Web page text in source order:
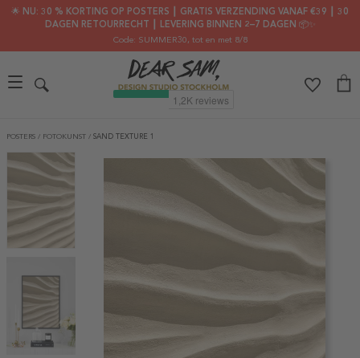
🌟 NU: 30 % KORTING OP POSTERS ┃ GRATIS VERZENDING VANAF €39 ┃ 30
DAGEN RETOURRECHT ┃ LEVERING BINNEN 2–7 DAGEN 📦✨
Code: SUMMER30, tot en met 8/8
POSTERS / FOTOKUNST / SAND TEXTURE 1